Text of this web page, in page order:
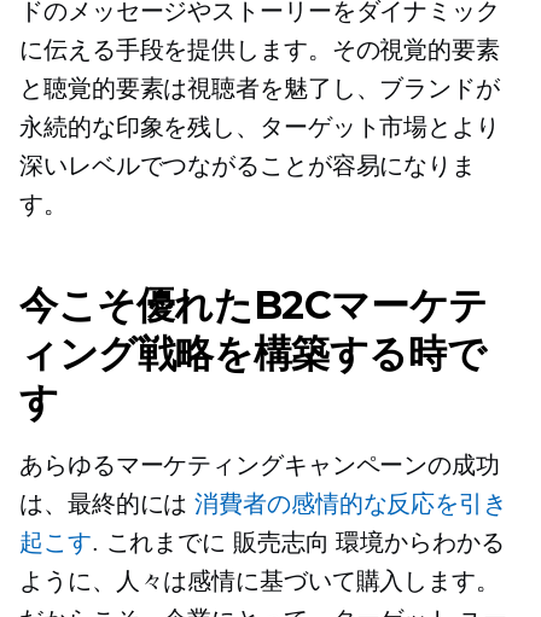
ドのメッセージやストーリーをダイナミック
に伝える手段を提供します。その視覚的要素
と聴覚的要素は視聴者を魅了し、ブランドが
永続的な印象を残し、ターゲット市場とより
深いレベルでつながることが容易になりま
す。
今こそ優れたB2Cマーケテ
ィング戦略を構築する時で
す
あらゆるマーケティングキャンペーンの成功
は、最終的には消費者の感情的な反応を引き
起こす. これまでに 販売志向 環境からわかる
ように、人々は感情に基づいて購入します。